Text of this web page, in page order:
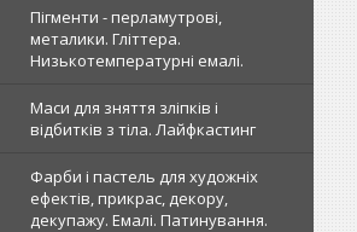
Пігменти - перламутрові,
металики. Гліттера.
Низькотемпературні емалі.
Маси для зняття зліпків і
відбитків з тіла. Лайфкастинг
Фарби і пастель для художніх
ефектів, прикрас, декору,
декупажу. Емалі. Патинування.